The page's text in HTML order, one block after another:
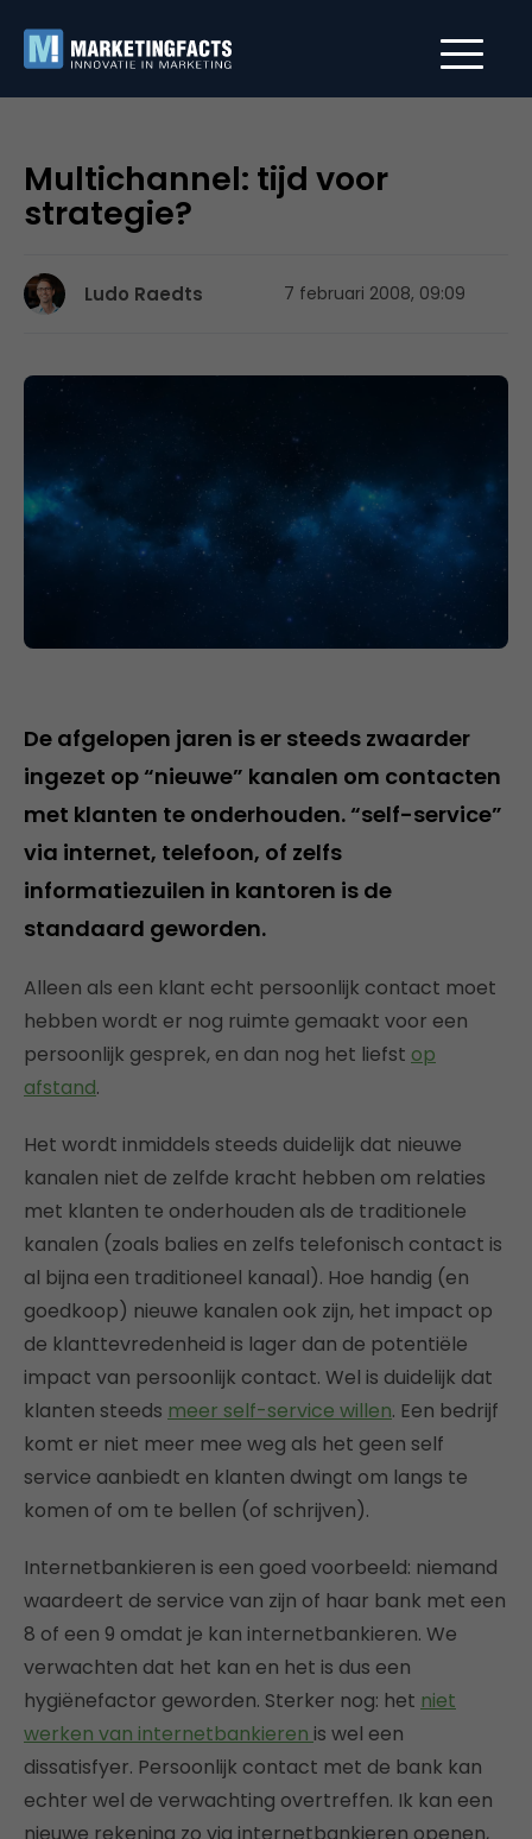
Multichannel: tijd voor
strategie?
Ludo Raedts 7 februari 2008, 09:09
De afgelopen jaren is er steeds zwaarder
ingezet op “nieuwe” kanalen om contacten
met klanten te onderhouden. “self-service”
via internet, telefoon, of zelfs
informatiezuilen in kantoren is de
standaard geworden.
Alleen als een klant echt persoonlijk contact moet
hebben wordt er nog ruimte gemaakt voor een
persoonlijk gesprek, en dan nog het liefst op
afstand.
Het wordt inmiddels steeds duidelijk dat nieuwe
kanalen niet de zelfde kracht hebben om relaties
met klanten te onderhouden als de traditionele
kanalen (zoals balies en zelfs telefonisch contact is
al bijna een traditioneel kanaal). Hoe handig (en
goedkoop) nieuwe kanalen ook zijn, het impact op
de klanttevredenheid is lager dan de potentiële
impact van persoonlijk contact. Wel is duidelijk dat
klanten steeds meer self-service willen. Een bedrijf
komt er niet meer mee weg als het geen self
service aanbiedt en klanten dwingt om langs te
komen of om te bellen (of schrijven).
Internetbankieren is een goed voorbeeld: niemand
waardeert de service van zijn of haar bank met een
8 of een 9 omdat je kan internetbankieren. We
verwachten dat het kan en het is dus een
hygiënefactor geworden. Sterker nog: het niet
werken van internetbankieren is wel een
dissatisfyer. Persoonlijk contact met de bank kan
echter wel de verwachting overtreffen. Ik kan een
nieuwe rekening zo via internetbankieren openen,